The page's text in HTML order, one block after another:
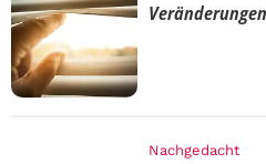
Veränderungen
Nachgedacht